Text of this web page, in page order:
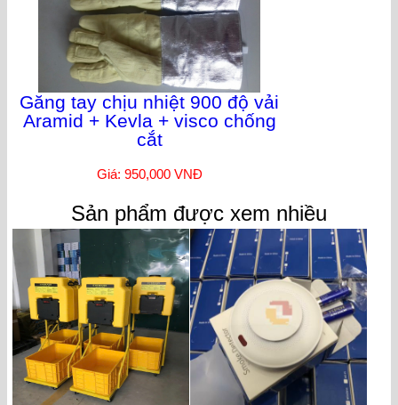
Găng tay chịu nhiệt 900 độ vải
Aramid + Kevla + visco chống
cắt
Giá: 950,000 VNĐ
Sản phẩm được xem nhiều